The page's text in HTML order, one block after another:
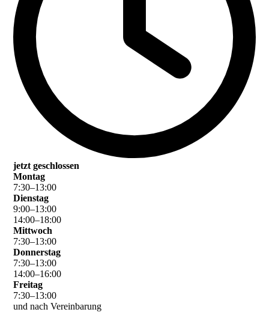
jetzt geschlossen
Montag
7:30–13:00
Dienstag
9:00–13:00
14:00–18:00
Mittwoch
7:30–13:00
Donnerstag
7:30–13:00
14:00–16:00
Freitag
7:30–13:00
und nach Vereinbarung